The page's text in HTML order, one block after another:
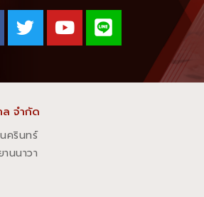
จำกัด
ครินทร์
นนาวา